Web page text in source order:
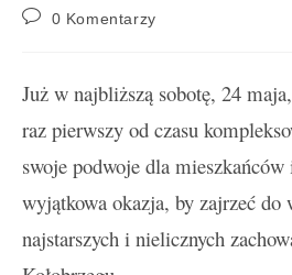
0 Komentarzy
Już w najbliższą sobotę, 24
raz pierwszy od czasu
swoje podwoje dla
wyjątkowa okazja, by zajrzeć do
najstarszych i nielicznych